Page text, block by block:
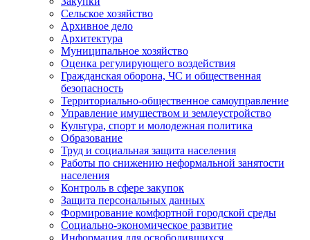
Сельское хозяйство
Архивное дело
Архитектура
Муниципальное хозяйство
Оценка регулирующего воздействия
Гражданская оборона, ЧС и общественная
безопасность
Территориально-общественное самоуправление
Управление имуществом и землеустройство
Культура, спорт и молодежная политика
Образование
Труд и социальная защита населения
Работы по снижению неформальной занятости
населения
Контроль в сфере закупок
Защита персональных данных
Формирование комфортной городской среды
Социально-экономическое развитие